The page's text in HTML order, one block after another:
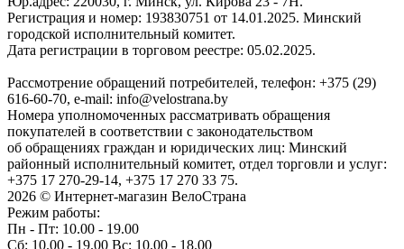
Регистрация и номер: 193830751 от 14.01.2025. Минский
городской исполнительный комитет.
Дата регистрации в торговом реестре: 05.02.2025.
Рассмотрение обращений потребителей, телефон: +375 (29)
616-60-70, e-mail: info@velostrana.by
Номера уполномоченных рассматривать обращения
покупателей в соответствии с законодательством
об обращениях граждан и юридических лиц: Минский
районный исполнительный комитет, отдел торговли и услуг:
+375 17 270-29-14, +375 17 270 33 75.
2026 © Интернет-магазин ВелоСтрана
Режим работы:
Пн - Пт: 10.00 - 19.00
Сб: 10.00 - 19.00 Вс: 10.00 - 18.00